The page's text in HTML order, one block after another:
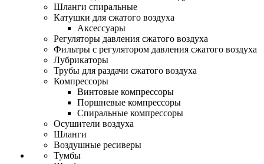
Шланги спиральные
Катушки для сжатого воздуха
Аксессуары
Регуляторы давления сжатого воздуха
Фильтры с регулятором давления сжатого воздуха
Лубрикаторы
Трубы для раздачи сжатого воздуха
Компрессоры
Винтовые компрессоры
Поршневые компрессоры
Спиральные компрессоры
Осушители воздуха
Шланги
Воздушные ресиверы
Тумбы